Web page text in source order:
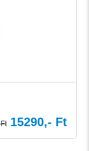
15290,- Ft